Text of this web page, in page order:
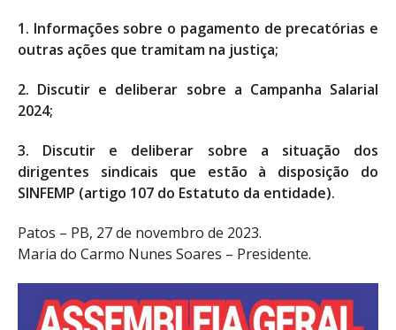
1. Informações sobre o pagamento de precatórias e
outras ações que tramitam na justiça;
2. Discutir e deliberar sobre a Campanha Salarial
2024;
3. Discutir e deliberar sobre a situação dos
dirigentes sindicais que estão à disposição do
SINFEMP (artigo 107 do Estatuto da entidade).
Patos – PB, 27 de novembro de 2023.
Maria do Carmo Nunes Soares – Presidente.